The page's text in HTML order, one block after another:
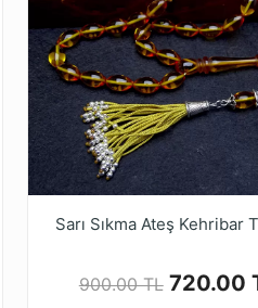
malzemedir.YENİ
şekillerde tasarlanmaktadır.
güzel bir form
Tesbih Markası
Sarı Sıkma Ateş Kehribar
900.00 TL 720.00